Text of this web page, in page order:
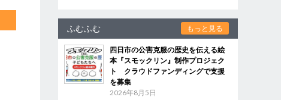
ふむふむ もっと見る
四日市の公害克服の歴史を伝える絵
本『スモックリン』制作プロジェク
ト クラウドファンディングで支援
を募集
2026年8月5日